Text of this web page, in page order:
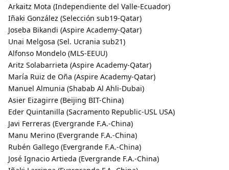
Arkaitz Mota (Independiente del Valle-Ecuador)
Iñaki González (Selección sub19-Qatar)
Joseba Bikandi (Aspire Academy-Qatar)
Unai Melgosa (Sel. Ucrania sub21)
Alfonso Mondelo (MLS-EEUU)
Aritz Solabarrieta (Aspire Academy-Qatar)
María Ruiz de Oña (Aspire Academy-Qatar)
Manuel Almunia (Shabab Al Ahli-Dubai)
Asier Eizagirre (Beijing BIT-China)
Eder Quintanilla (Sacramento Republic-USL USA)
Javi Ferreras (Evergrande F.A.-China)
Manu Merino (Evergrande F.A.-China)
Rubén Gallego (Evergrande F.A.-China)
José Ignacio Artieda (Evergrande F.A.-China)